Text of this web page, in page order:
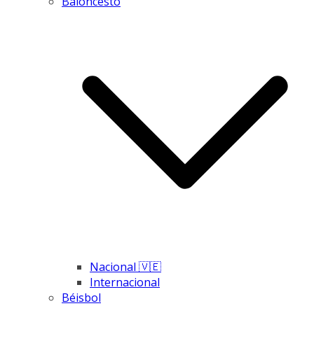
Nacional 🇻🇪
Internacional
Béisbol